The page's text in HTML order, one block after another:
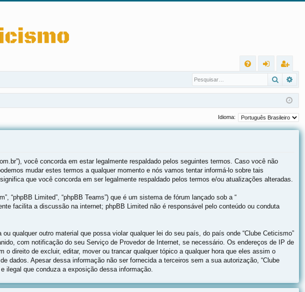
Q
ra
r
eg
ist
ra
r
Idioma:
você concorda em estar legalmente respaldado pelos seguintes termos. Caso você não
mudar estes termos a qualquer momento e nós vamos tentar informá-lo sobre tais
que você concorda em ser legalmente respaldado pelos termos e/ou atualizações alteradas.
“phpBB Limited”, “phpBB Teams”) que é um sistema de fórum lançado sob a “
facilita a discussão na internet; phpBB Limited não é responsável pelo conteúdo ou conduta
qualquer outro material que possa violar qualquer lei do seu país, do país onde “Clube Ceticismo”
com notificação do seu Serviço de Provedor de Internet, se necessário. Os endereços de IP de
direito de excluir, editar, mover ou trancar qualquer tópico a qualquer hora que eles assim o
dados. Apesar dessa informação não ser fornecida a terceiros sem a sua autorização, “Clube
ilegal que conduza a exposição dessa informação.